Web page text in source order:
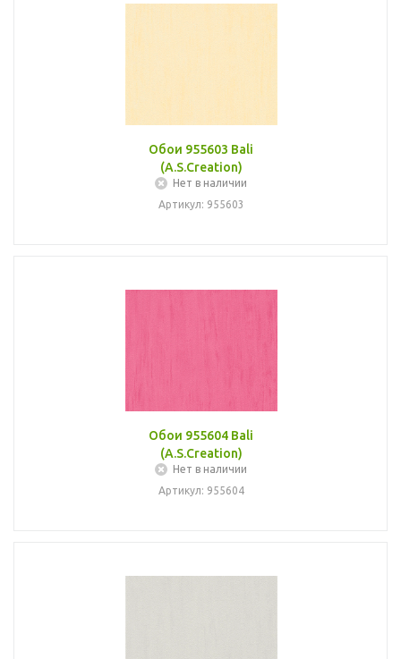
Обои 955603 Bali
(A.S.Creation)
Нет в наличии
Артикул: 955603
Обои 955604 Bali
(A.S.Creation)
Нет в наличии
Артикул: 955604